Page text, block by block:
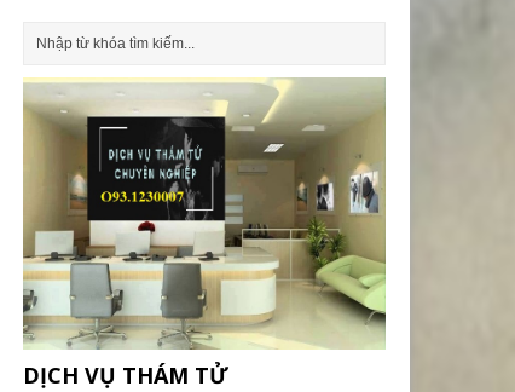
DỊCH VỤ THÁM TỬ